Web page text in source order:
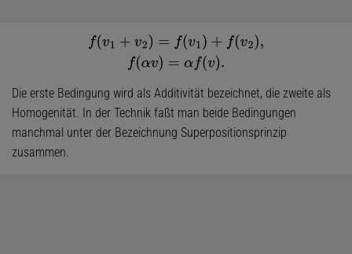
f(v1 +v2 )=f(v 1)+ f(v2),f( αv) =αf(v).
Die erste Bedingung wird als Additivität bezeichnet, die zweite als
Homogenität. In der Technik faßt man beide Bedingungen
manchmal unter der Bezeichnung Superpositionsprinzip
zusammen.